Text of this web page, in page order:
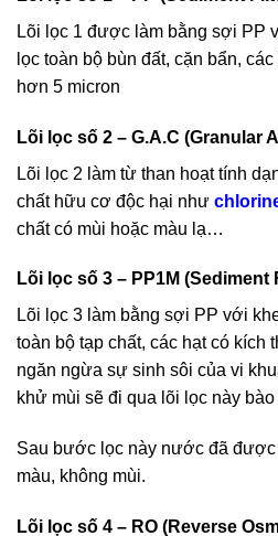
Lõi lọc 1 được làm bằng sợi PP
lọc toàn bộ bùn đất, cặn bẩn,
hơn 5 micron
Lõi lọc số 2 – G.A.C (Granular
Lõi lọc 2 làm từ than hoạt tính
chất hữu cơ độc hại như
chất có mùi hoặc màu lạ…
Lõi lọc số 3 – PP1M (Sediment
Lõi lọc 3 làm bằng sợi PP với
toàn bộ tạp chất, các hạt có
ngăn ngừa sự sinh sôi của vi
khử mùi sẽ đi qua lõi lọc này
Sau bước lọc này nước đã được
màu, không mùi.
Lõi lọc số 4 – RO (Reverse